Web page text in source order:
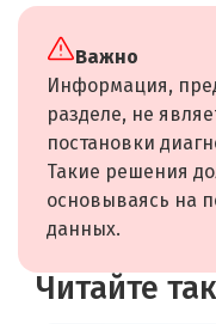
Важно
Информация,
разделе, не
постановки
Такие решения
основываясь на
данных.
Читайте